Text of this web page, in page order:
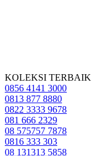
KOLEKSI TERBAIK
0856 4141 3000
0813 877 8880
0822 3333 9678
081 666 2329
08 575757 7878
0816 333 303
08 131313 5858